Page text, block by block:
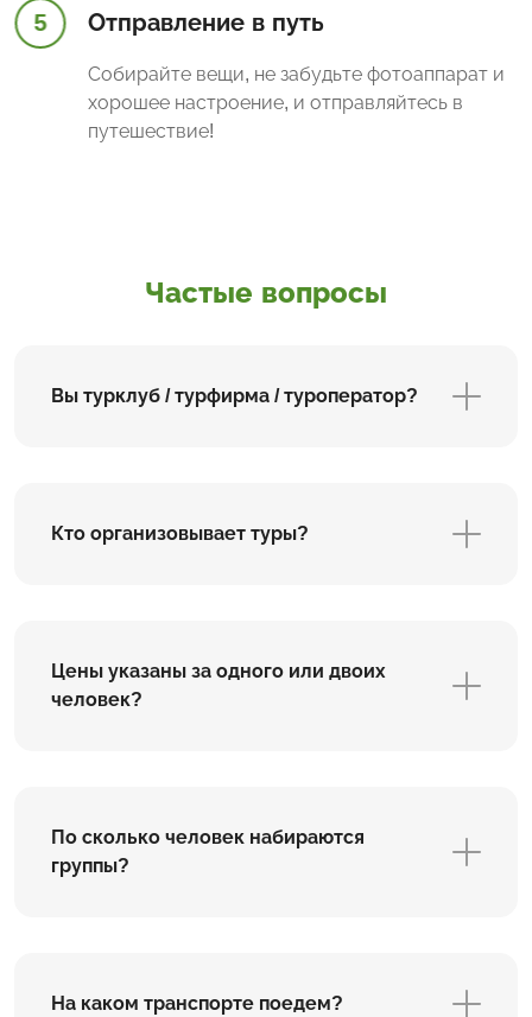
5 Отправление в путь
Собирайте вещи, не забудьте фотоаппарат и
хорошее настроение, и отправляйтесь в
путешествие!
Частые вопросы
Вы турклуб / турфирма / туроператор?
Кто организовывает туры?
Цены указаны за одного или двоих
человек?
По сколько человек набираются
группы?
На каком транспорте поедем?